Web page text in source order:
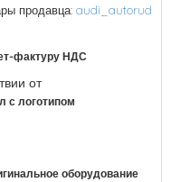
продавца: audi_autorud
фактуру НДС
от
с логотипом
оборудование